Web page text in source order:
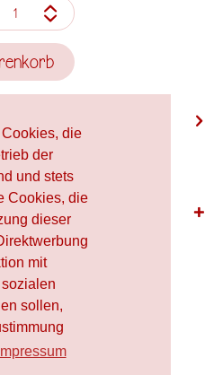
die
der
und stets
Cookies, die
dieser
mit
sollen,
Impressum
Spielfigur Verwendete